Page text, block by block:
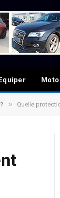
Moto
» Quelle